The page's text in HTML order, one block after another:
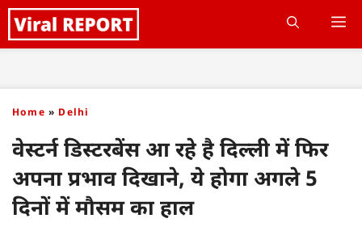
Skip
to
Home » Delhi
वेस्टर्न डिस्टरबेंस आ रहे है दिल्ली में फिर
अपना प्रभाव दिखाने, ये होगा अगले 5
दिनों में मौसम का हाल